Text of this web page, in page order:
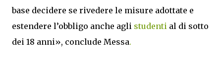
base decidere se rivedere le misure adottate e
estendere l’obbligo anche agli studenti al di sotto
dei 18 anni», conclude Messa.